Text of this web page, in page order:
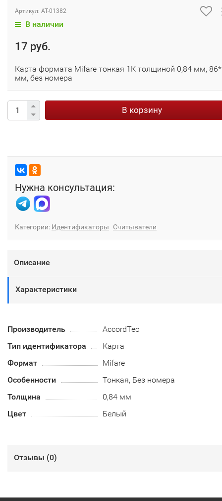
Артикул: AT-01382
В наличии
17 руб.
Карта формата Mifare тонкая 1К толщиной 0,84 мм,
мм, без номера
В корзину
Нужна консультация:
Категории: Идентификаторы Считыватели
Описание
Характеристики
Производитель
AccordTec
Тип идентификатора
Карта
Формат
Mifare
Особенности
Тонкая, Без номера
Толщина
0,84 мм
Цвет
Белый
Отзывы (0)